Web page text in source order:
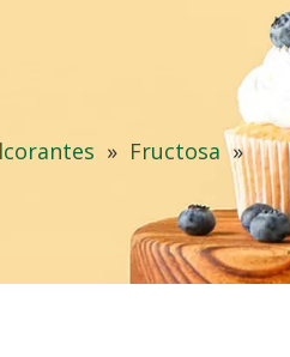
» Fructosa »